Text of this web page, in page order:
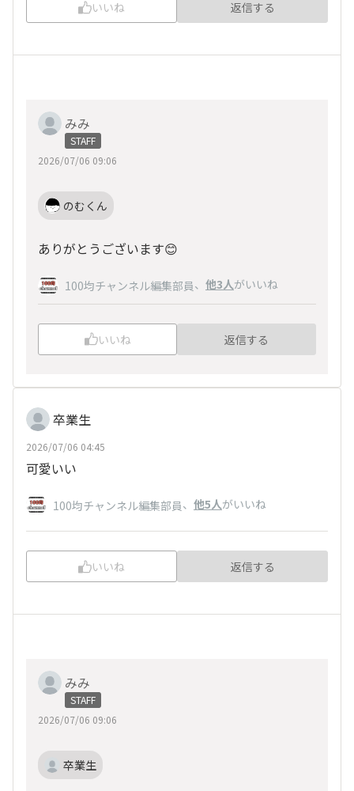
いいね 返信する
みみ
STAFF
2026/07/06 09:06
のむくん
ありがとうございます😊
100均チャンネル編集部員、 他3人がいいね
いいね 返信する
卒業生
2026/07/06 04:45
可愛いい
100均チャンネル編集部員、 他5人がいいね
いいね 返信する
みみ
STAFF
2026/07/06 09:06
卒業生